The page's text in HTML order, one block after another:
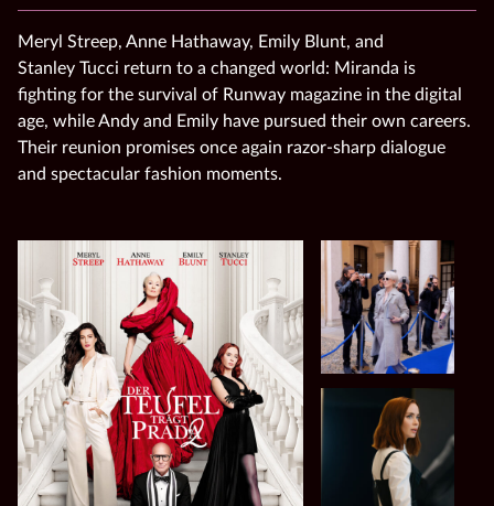
Meryl Streep, Anne Hathaway, Emily Blunt, and
Stanley Tucci return to a changed world: Miranda is
fighting for the survival of Runway magazine in the digital
age, while Andy and Emily have pursued their own careers.
Their reunion promises once again razor‑sharp dialogue
and spectacular fashion moments.